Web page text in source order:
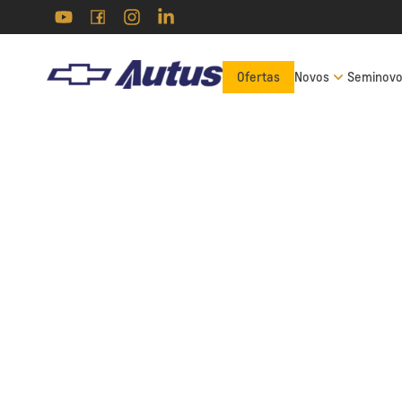
Ofertas Novos